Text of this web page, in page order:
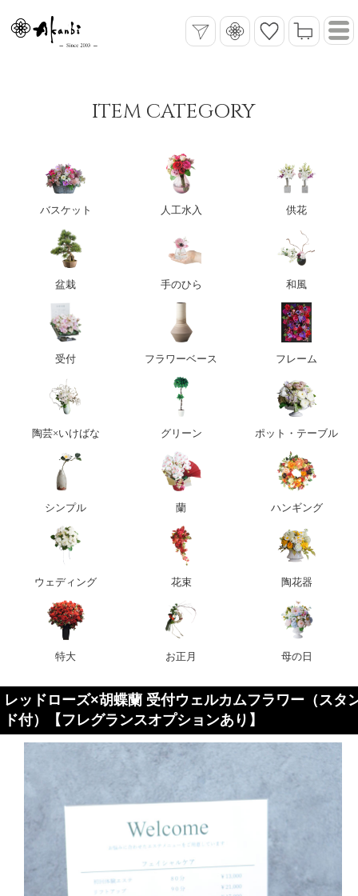
ITEM CATEGORY
バスケット 人工水入 供花
盆栽 手のひら 和風
受付 フラワーベース フレーム
陶芸×いけばな グリーン ポット・テーブル
シンプル 蘭 ハンギング
ウェディング 花束 陶花器
特大 お正月 母の日
レッドローズ×胡蝶蘭 受付ウェルカムフラワー（スタ
ド付）【フレグランスオプションあり】